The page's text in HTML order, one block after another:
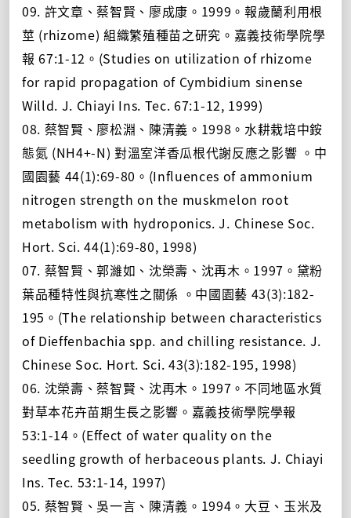
09. 許文章、蔡智賢、廖成康。1999。報歲蘭利用根
莖 (rhizome) 組織繁殖種苗之研究。嘉義技術學院學
報 67:1-12。(Studies on utilization of rhizome
for rapid propagation of Cymbidium sinense
Willd. J. Chiayi Ins. Tec. 67:1-12, 1999)
08. 蔡智賢、廖松淵、陳清義。1998。水耕栽培中銨
態氮 (NH4+-N) 對溫室洋香瓜根代謝反應之影響 。中
國園藝 44(1):69-80。(Influences of ammonium
nitrogen strength on the muskmelon root
metabolism with hydroponics. J. Chinese Soc.
Hort. Sci. 44(1):69-80, 1998)
07. 蔡智賢、郭濰如、沈榮壽、沈再木。1997。黛粉
葉品種特性與抗寒性之關係 。中國園藝 43(3):182-
195。(The relationship between characteristics
of Dieffenbachia spp. and chilling resistance. J.
Chinese Soc. Hort. Sci. 43(3):182-195, 1998)
06. 沈榮壽、蔡智賢、沈再木。1997。不同地區水質
對草本花卉苗期生長之影響。嘉義技術學院學報
53:1-14。(Effect of water quality on the
seedling growth of herbaceous plants. J. Chiayi
Ins. Tec. 53:1-14, 1997)
05. 蔡智賢、吳一言、陳清義。1994。大豆、玉米及